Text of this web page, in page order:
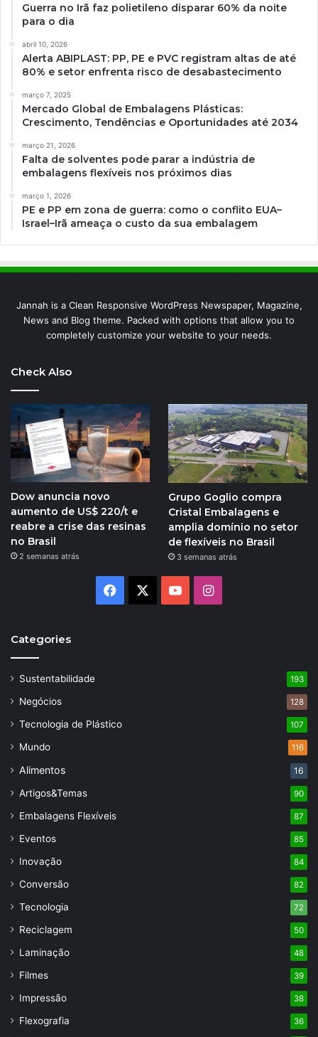
Guerra no Irã faz polietileno disparar 60% da noite
para o dia
abril 10, 2026
Alerta ABIPLAST: PP, PE e PVC registram altas de até
80% e setor enfrenta risco de desabastecimento
março 7, 2025
Mercado Global de Embalagens Plásticas:
Crescimento, Tendências e Oportunidades até 2034
março 21, 2026
Falta de solventes pode parar a indústria de
embalagens flexíveis nos próximos dias
março 1, 2026
PE e PP em zona de guerra: como o conflito EUA–
Israel–Irã ameaça o custo da sua embalagem
Jannah is a Clean Responsive WordPress Newspaper, Magazine,
News and Blog theme. Packed with options that allow you to
completely customize your website to your needs.
Check Also
Dow anuncia novo
aumento de US$ 220/t e
reabre a crise das resinas
no Brasil
2 semanas atrás
Grupo Goglio compra
Cristal Embalagens e
amplia domínio no setor
de flexíveis no Brasil
3 semanas atrás
Facebook YouTubeInstagram
Categories
Sustentabilidade 193
Negócios 128
Tecnologia de Plástico 107
Mundo 116
Alimentos 16
Artigos&Temas 90
Embalagens Flexíveis 87
Eventos 85
Inovação 84
Conversão 82
Tecnologia 72
Reciclagem 50
Laminação 48
Filmes 39
Impressão 38
Flexografia 36